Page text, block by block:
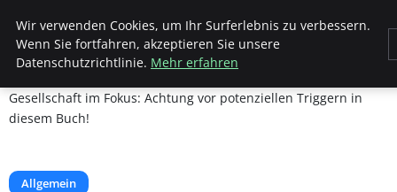
Beyond Surface
Gesellschaft im Fokus: Achtung vor potenziellen Triggern in
diesem Buch!
Allgemein
Wir verwenden Cookies, um Ihr Surferlebnis zu verbessern.
Wenn Sie fortfahren, akzeptieren Sie unsere
Datenschutzrichtlinie. Mehr erfahren